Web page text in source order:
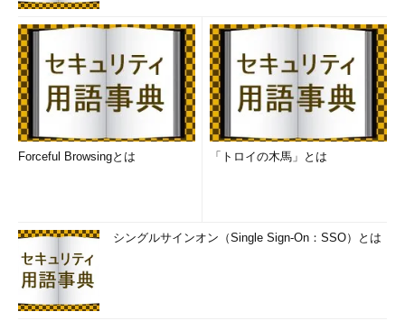
Forceful Browsingとは 「トロイの木馬」とは
シングルサインオン（Single Sign-On：SSO）とは